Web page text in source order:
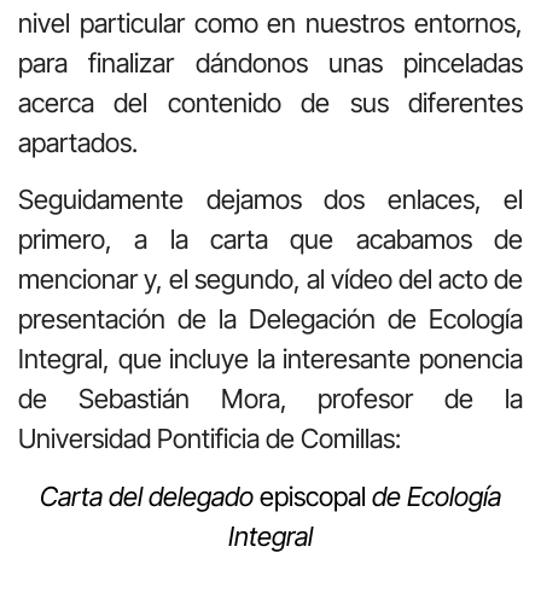
nivel particular como en nuestros entornos,
para finalizar dándonos unas pinceladas
acerca del contenido de sus diferentes
apartados.
Seguidamente dejamos dos enlaces, el
primero, a la carta que acabamos de
mencionar y, el segundo, al vídeo del acto de
presentación de la Delegación de Ecología
Integral, que incluye la interesante ponencia
de Sebastián Mora, profesor de la
Universidad Pontificia de Comillas:
Carta del delegadoepiscopal de Ecología
Integral